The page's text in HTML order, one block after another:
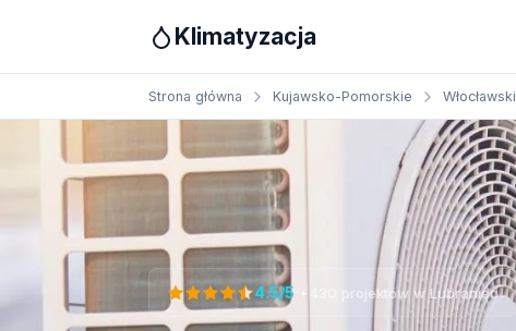
Klimatyzacja
Strona główna Kujawsko-Pomorskie Włocławski
4.5/5 +430 projektów w Lubraniec